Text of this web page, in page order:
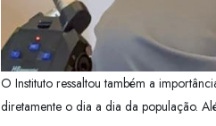
O Instituto ressaltou também a
diretamente o dia a dia da população.